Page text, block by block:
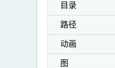
目录
路径
动画
图